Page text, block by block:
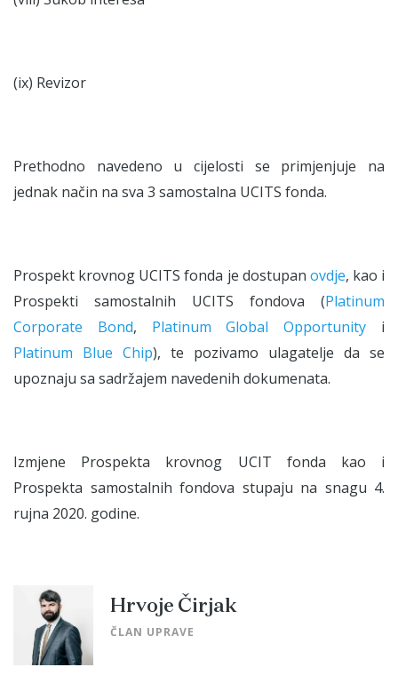
(ix) Revizor
Prethodno navedeno u cijelosti se primjenjuje na
jednak način na sva 3 samostalna UCITS fonda.
Prospekt krovnog UCITS fonda je dostupan ovdje, kao i
Prospekti samostalnih UCITS fondova (Platinum
Corporate Bond, Platinum Global Opportunity i
Platinum Blue Chip), te pozivamo ulagatelje da se
upoznaju sa sadržajem navedenih dokumenata.
Izmjene Prospekta krovnog UCIT fonda kao i
Prospekta samostalnih fondova stupaju na snagu 4.
rujna 2020. godine.
Hrvoje Čirjak
ČLAN UPRAVE